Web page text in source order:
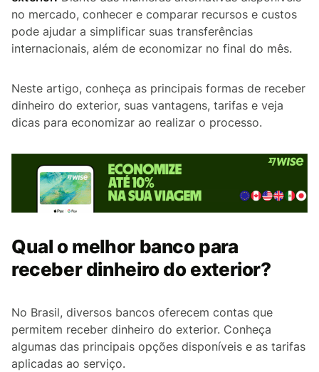
no mercado, conhecer e comparar recursos e custos
pode ajudar a simplificar suas transferências
internacionais, além de economizar no final do mês.
Neste artigo, conheça as principais formas de receber
dinheiro do exterior, suas vantagens, tarifas e veja
dicas para economizar ao realizar o processo.
Qual o melhor banco para
receber dinheiro do exterior?
No Brasil, diversos bancos oferecem contas que
permitem receber dinheiro do exterior. Conheça
algumas das principais opções disponíveis e as tarifas
aplicadas ao serviço.